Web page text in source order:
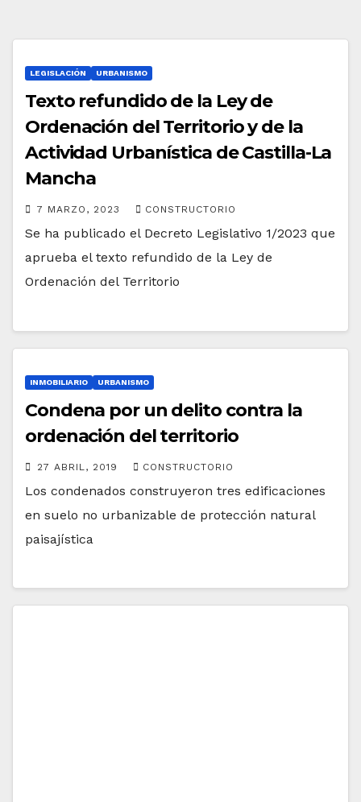
LEGISLACIÓN URBANISMO
Texto refundido de la Ley de
Ordenación del Territorio y de la
Actividad Urbanística de Castilla-La
Mancha
7 MARZO, 2023 CONSTRUCTORIO
Se ha publicado el Decreto Legislativo 1/2023 que
aprueba el texto refundido de la Ley de
Ordenación del Territorio
INMOBILIARIO URBANISMO
Condena por un delito contra la
ordenación del territorio
27 ABRIL, 2019 CONSTRUCTORIO
Los condenados construyeron tres edificaciones
en suelo no urbanizable de protección natural
paisajística